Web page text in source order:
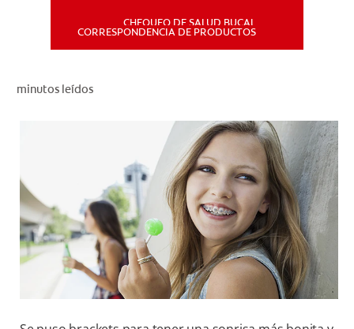
PARA PROFESIONALES
PROMOCIONES
GT (ES)
SUSCRÍBASE
CHEQUEO DE SALUD BUCAL
CORRESPONDENCIA DE PRODUCTOS
minutos leídos